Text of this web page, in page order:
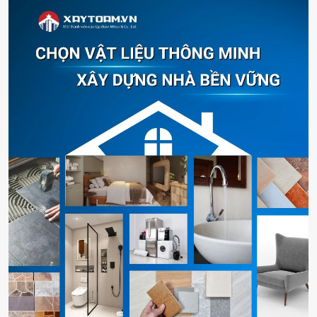
Bản vẽ kết cấu chi tiết→ Cấu trúc trần, sàn, tường, đảm bảo
tính bền vững.
Bản vẽ bố trí nội thất→ Sắp xếp không gian hợp lý, tối ưu
công năng sử dụng.
Các bản vẽ chi tiết đồ đạc nội thất→ Từng món đồ như bàn,
ghế, giường, tủ… được thể hiện cụ thể.
→ Tính toán chi phí nguyên vật liệu,
→ Giúp chủ nhà dễ dàng hình dung thiết kế trước
khi thi công thực tế.
1.2.3. Các hạng mục khác
Ngoài phần thiết kế kiến trúc & nội thất, báo giá thi công trọn gói
còn bao gồm các hạng mục quan trọng khác nhằm đảm bảo chất
lượng công trình và tối ưu quá trình thi công.
Bản vẽ kỹ thuật điện nước→ Hệ thống điện, nước được thiết
kế an toàn, tiết kiệm năng lượng.
Hỗ trợ giám sát thi công
→ Đảm bảo công trình được xây
dựng đúng thiết kế, tránh sai sót kỹ thuật.
Tư vấn về phong thuỷ
→ Điều chỉnh hướng nhà, cách bố trí